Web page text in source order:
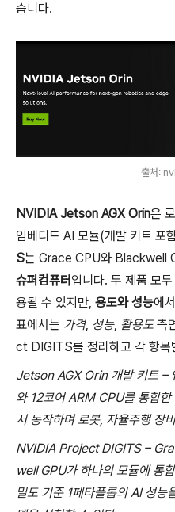
습니다.
출처:
NVIDIA Jetson AGX Orin은
임베디드 AI 모듈(개발 키트 포
S는 Grace CPU와 Blackwell
슈퍼컴퓨터 입니다. 두 제품 모
용될 수 있지만, 용도와 성능에
표에서는 가격, 성능, 활용도측
ct DIGITS를 정리하고 각 항목
Jetson AGX Orin 개발 키트 –
와 12코어 ARM CPU를 통합
서 동작하며 로봇, 자율주행 장
NVIDIA Project DIGITS –
well GPU가 하나의 모듈에 통
밀도 기준 1페타플롭의 AI 성능